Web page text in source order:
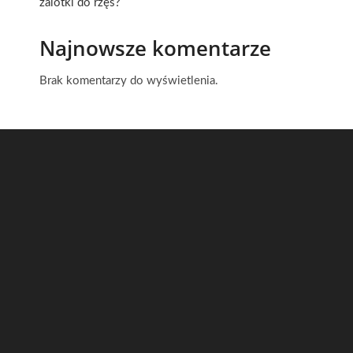
zalotki do rzęs?
Najnowsze komentarze
Brak komentarzy do wyświetlenia.